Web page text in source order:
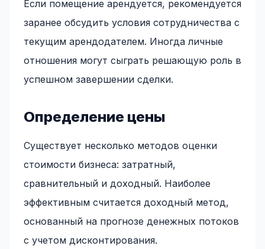
Если помещение арендуется, рекомендуется
заранее обсудить условия сотрудничества с
текущим арендодателем. Иногда личные
отношения могут сыграть решающую роль в
успешном завершении сделки.
Определение цены
Существует несколько методов оценки
стоимости бизнеса: затратный,
сравнительный и доходный. Наиболее
эффективным считается доходный метод,
основанный на прогнозе денежных потоков
с учетом дисконтирования.